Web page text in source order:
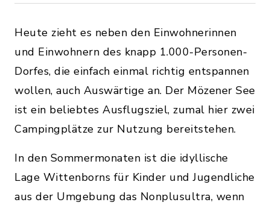
Heute zieht es neben den Einwohnerinnen
und Einwohnern des knapp 1.000-Personen-
Dorfes, die einfach einmal richtig entspannen
wollen, auch Auswärtige an. Der Mözener See
ist ein beliebtes Ausflugsziel, zumal hier zwei
Campingplätze zur Nutzung bereitstehen.
In den Sommermonaten ist die idyllische
Lage Wittenborns für Kinder und Jugendliche
aus der Umgebung das Nonplusultra, wenn